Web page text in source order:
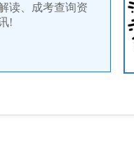
读、成考查询资
!